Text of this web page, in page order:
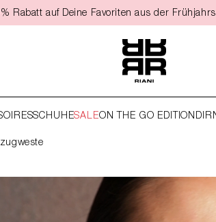
Rabatt auf Deine Favoriten aus der
SCHUHESALEON THE GO EDITION